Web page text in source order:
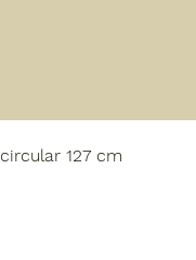
127 cm